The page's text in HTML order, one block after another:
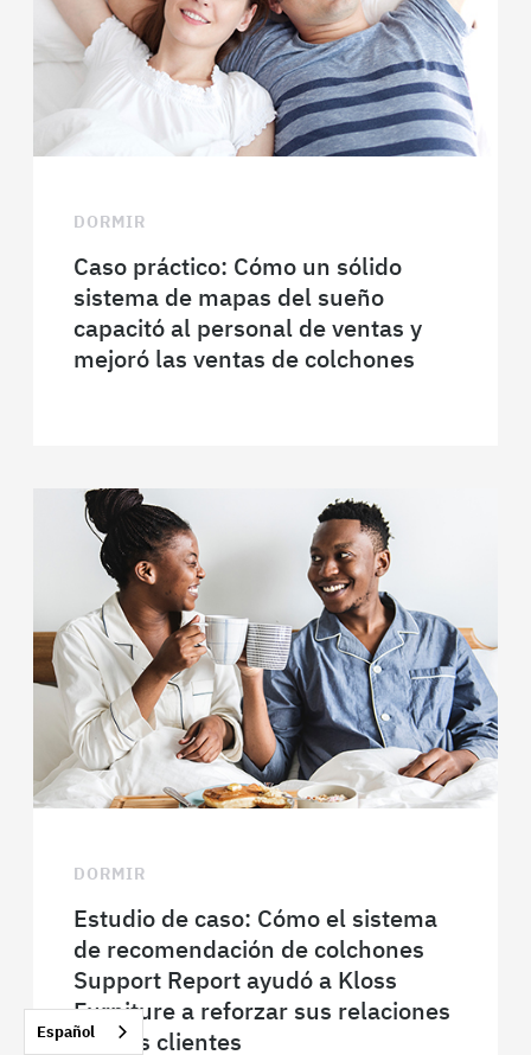
DORMIR
Caso práctico: Cómo un sólido
sistema de mapas del sueño
capacitó al personal de ventas y
mejoró las ventas de colchones
DORMIR
Estudio de caso: Cómo el sistema
de recomendación de colchones
Support Report ayudó a Kloss
Furniture a reforzar sus relaciones
con los clientes
Español